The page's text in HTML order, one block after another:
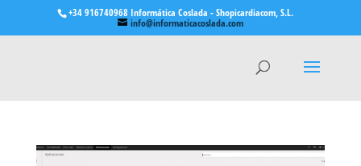
+34 916740968 Informática Coslada - Shopicardiacom, S.L.
info@informaticacoslada.com